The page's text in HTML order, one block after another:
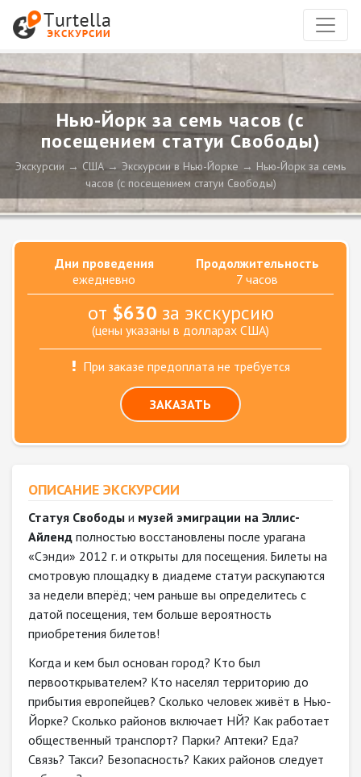
Нью-Йорк за семь часов (с
посещением статуи Свободы)
Экскурсии США Экскурсии в Нью-Йорке
Нью-Йорк за семь
часов (с посещением статуи Свободы)
Дни проведения
ежедневно
Продолжительность
7 часов
от $630 за экскурсию
(цены указаны в долларах США)
При заказе предоплата не требуется
ЗАКАЗАТЬ
ОПИСАНИЕ ЭКСКУРСИИ
Статуя Свободы и музей эмиграции на Эллис-
Айленд полностью восстановлены после урагана
«Сэнди» 2012 г. и открыты для посещения. Билеты на
смотровую площадку в диадеме статуи раскупаются
за недели вперёд; чем раньше вы определитесь с
датой посещения, тем больше вероятность
приобретения билетов!
Когда и кем был основан город? Кто был
первооткрывателем? Кто населял территорию до
прибытия европейцев? Сколько человек живёт в Нью-
Йорке? Сколько районов включает НЙ? Как работает
общественный транспорт? Парки? Аптеки? Еда?
Связь? Такси? Безопасность? Каких районов следует